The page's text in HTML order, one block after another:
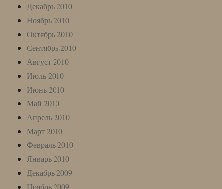
Декабрь 2010
Ноябрь 2010
Октябрь 2010
Сентябрь 2010
Август 2010
Июль 2010
Июнь 2010
Май 2010
Апрель 2010
Март 2010
Февраль 2010
Январь 2010
Декабрь 2009
Ноябрь 2009